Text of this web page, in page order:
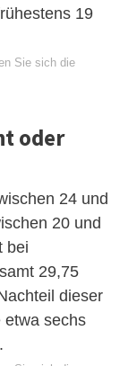
19
Sie sich die
oder
24 und
20 und
bei
29,75
dieser
etwa sechs